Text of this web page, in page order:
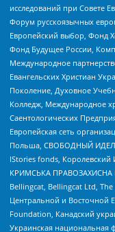
исследований при Совете
Форум русскоязычных
Европейский выбор, Фонд
Фонд Будущее России,
Международное
Евангельских Христиан
Поколение, Духовное
Колледж, Международное
Саентологических
Европейская сеть
Польша, СВОБОДНЫЙ
IStories fonds,
КРИМСЬКА ПРАВОЗАХИСНА
Bellingcat, Bellingcat Ltd,
Центральной и Восточной
Foundation, Канадский
Украинская национальная